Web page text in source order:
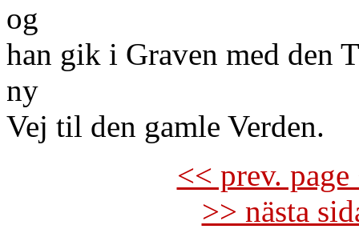
og
han gik i Graven med den
ny
Vej til den gamle Verden.
<< prev.
>> nästa